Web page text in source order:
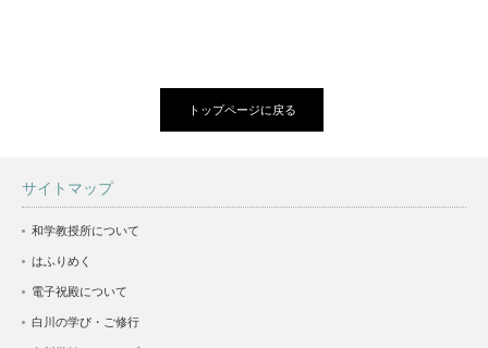
トップページに戻る
サイトマップ
和学教授所について
はふりめく
電子祝殿について
白川の学び・ご修行